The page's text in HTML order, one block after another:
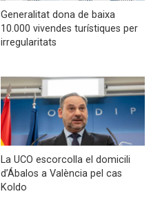
Generalitat dona de baixa
10.000 vivendes turístiques per
irregularitats
La UCO escorcolla el domicili
d’Ábalos a València pel cas
Koldo